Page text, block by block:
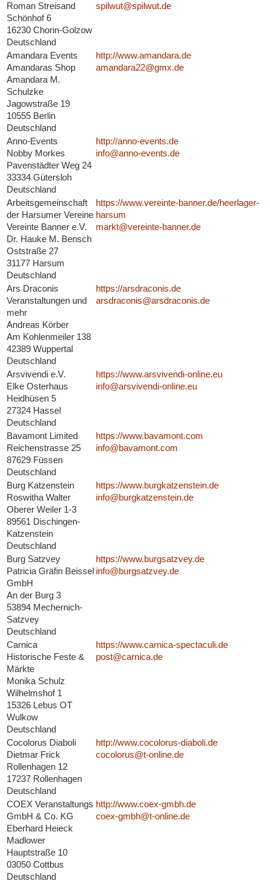
Roman Streisand
Schönhof 6
16230 Chorin-Golzow
Deutschland
spilwut@spilwut.de
Amandara Events
Amandaras Shop
Amandara M.
Schulzke
Jagowstraße 19
10555 Berlin
Deutschland
http://www.amandara.de
amandara22@gmx.de
Anno-Events
Nobby Morkes
Pavenstädter Weg 24
33334 Gütersloh
Deutschland
http://anno-events.de
info@anno-events.de
Arbeitsgemeinschaft
der Harsumer Vereine
Vereinte Banner e.V.
Dr. Hauke M. Bensch
Oststraße 27
31177 Harsum
Deutschland
https://www.vereinte-banner.de/heerlager-
harsum
markt@vereinte-banner.de
Ars Draconis
Veranstaltungen und
mehr
Andreas Körber
Am Kohlenmeiler 138
42389 Wuppertal
Deutschland
https://arsdraconis.de
arsdraconis@arsdraconis.de
Arsvivendi e.V.
Elke Osterhaus
Heidhüsen 5
27324 Hassel
Deutschland
https://www.arsvivendi-online.eu
info@arsvivendi-online.eu
Bavamont Limited
Reichenstrasse 25
87629 Füssen
Deutschland
https://www.bavamont.com
info@bavamont.com
Burg Katzenstein
Roswitha Walter
Oberer Weiler 1-3
89561 Dischingen-
Katzenstein
Deutschland
https://www.burgkatzenstein.de
info@burgkatzenstein.de
Burg Satzvey
Patricia Gräfin Beissel
GmbH
An der Burg 3
53894 Mechernich-
Satzvey
Deutschland
https://www.burgsatzvey.de
info@burgsatzvey.de
Carnica
Historische Feste &
Märkte
Monika Schulz
Wilhelmshof 1
15326 Lebus OT
Wulkow
Deutschland
https://www.carnica-spectaculi.de
post@carnica.de
Cocolorus Diaboli
Dietmar Frick
Rollenhagen 12
17237 Rollenhagen
Deutschland
http://www.cocolorus-diaboli.de
cocolorus@t-online.de
COEX Veranstaltungs
GmbH & Co. KG
Eberhard Heieck
Madlower
Hauptstraße 10
03050 Cottbus
Deutschland
http://www.coex-gmbh.de
coex-gmbh@t-online.de